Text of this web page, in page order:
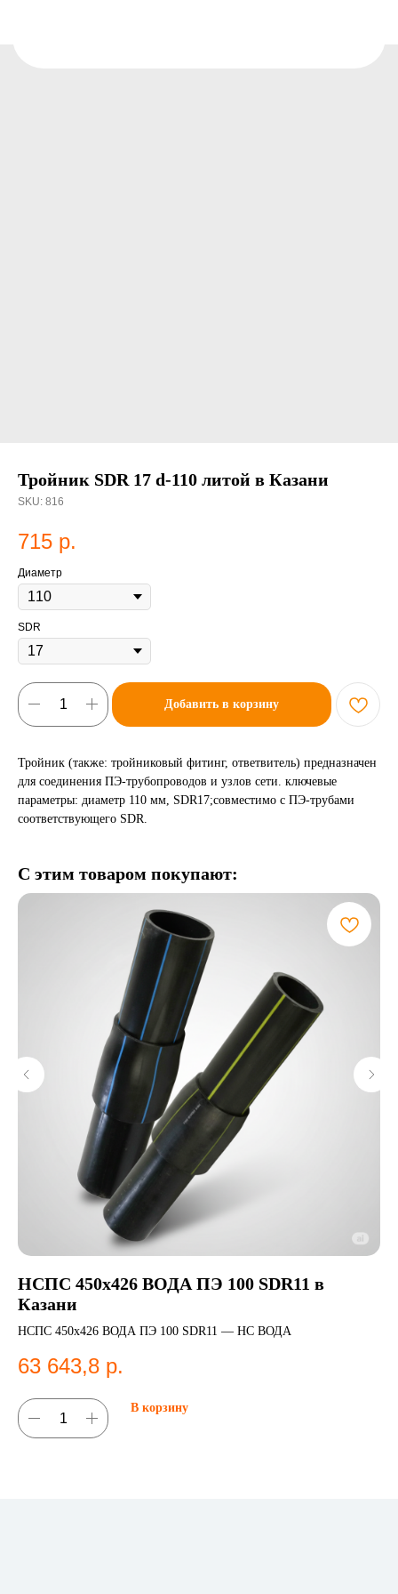
Тройник SDR 17 d-110 литой в Казани
SKU: 816
715 р.
Диаметр
SDR
Добавить в корзину
Тройник (также: тройниковый фитинг, ответвитель) предназначен
для соединения ПЭ-трубопроводов и узлов сети. ключевые
параметры: диаметр 110 мм, SDR17;совместимо с ПЭ-трубами
соответствующего SDR.
С этим товаром покупают:
НСПС 450х426 ВОДА ПЭ 100 SDR11 в
Казани
НСПС 450х426 ВОДА ПЭ 100 SDR11 — НС ВОДА
63 643,8 р.
В корзину